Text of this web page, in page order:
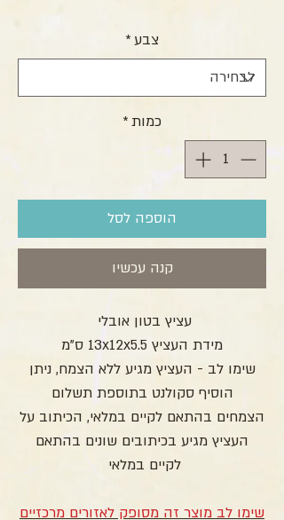
צבע*
כמות*
הוספה לסל
קנה עכשיו
עציץ בטון אובלי
מידת העציץ 13x12x5.5 ס”מ
שימו לב - העציץ מגיע ללא הצמח, ניתן
הוסיף סקולנט בתוספת תשלום
הצמחים בהתאם לקיים במלאי, הכיתוב על
העציץ מגיע בכיתובים שונים בהתאם
לקיים במלאי
שימו לב מוצר זה מסופק לאזורים מרכזיים